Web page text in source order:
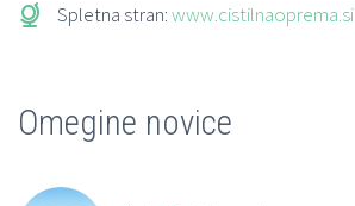
Spletna stran:www.cistilnaoprema.si
Omegine novice